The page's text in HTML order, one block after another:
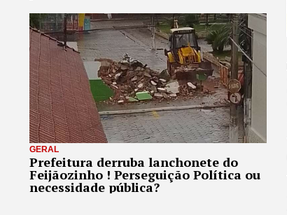
GERAL
Prefeitura derruba lanchonete do
Feijãozinho ! Perseguição Política ou
necessidade pública?